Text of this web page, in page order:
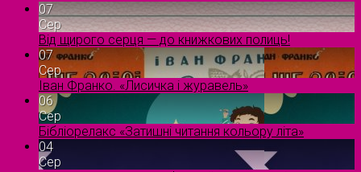
07
Сер
Від щирого серця — до книжкових полиць!
07
Сер
Іван Франко. «Лисичка і журавель»
06
Сер
Бібліорелакс «Затишні читання кольору літа»
04
Сер